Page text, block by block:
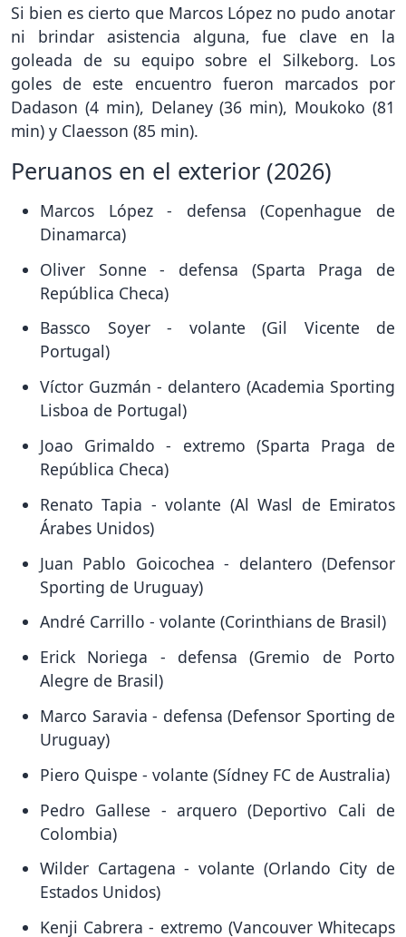
Si bien es cierto que Marcos López no pudo anotar
ni brindar asistencia alguna, fue clave en la
goleada de su equipo sobre el Silkeborg. Los
goles de este encuentro fueron marcados por
Dadason (4 min), Delaney (36 min), Moukoko (81
min) y Claesson (85 min).
Peruanos en el exterior (2026)
Marcos López - defensa (Copenhague de
Dinamarca)
Oliver Sonne - defensa (Sparta Praga de
República Checa)
Bassco Soyer - volante (Gil Vicente de
Portugal)
Víctor Guzmán - delantero (Academia Sporting
Lisboa de Portugal)
Joao Grimaldo - extremo (Sparta Praga de
República Checa)
Renato Tapia - volante (Al Wasl de Emiratos
Árabes Unidos)
Juan Pablo Goicochea - delantero (Defensor
Sporting de Uruguay)
André Carrillo - volante (Corinthians de Brasil)
Erick Noriega - defensa (Gremio de Porto
Alegre de Brasil)
Marco Saravia - defensa (Defensor Sporting de
Uruguay)
Piero Quispe - volante (Sídney FC de Australia)
Pedro Gallese - arquero (Deportivo Cali de
Colombia)
Wilder Cartagena - volante (Orlando City de
Estados Unidos)
Kenji Cabrera - extremo (Vancouver Whitecaps